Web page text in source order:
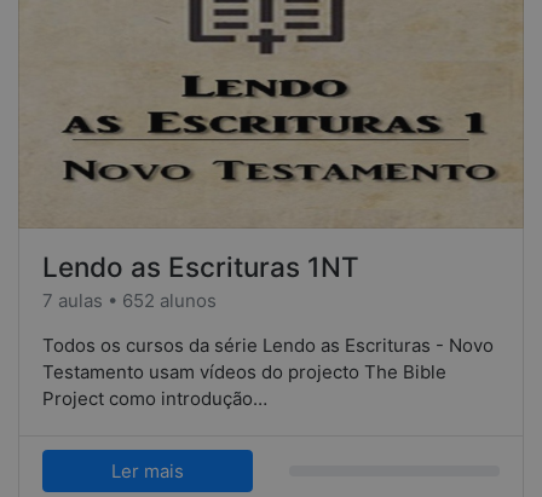
Lendo as Escrituras 1NT
7 aulas • 652 alunos
Todos os cursos da série Lendo as Escrituras - Novo
Testamento usam vídeos do projecto The Bible
Project como introdução…
Ler mais